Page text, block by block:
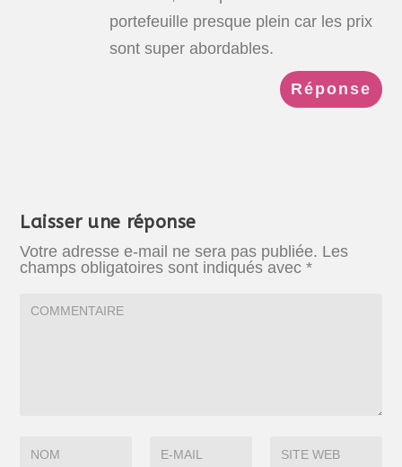
portefeuille presque plein car les prix
sont super abordables.
Réponse
Laisser une réponse
Votre adresse e-mail ne sera pas publiée. Les
champs obligatoires sont indiqués avec*